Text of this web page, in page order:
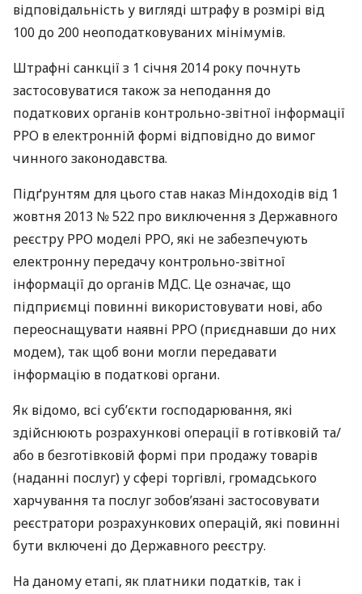
відповідальність у вигляді штрафу в розмірі від
100 до 200 неоподатковуваних мінімумів.
Штрафні санкції з 1 січня 2014 року почнуть
застосовуватися також за неподання до
податкових органів контрольно-звітної інформації
РРО в електронній формі відповідно до вимог
чинного законодавства.
Підґрунтям для цього став наказ Міндоходів від 1
жовтня 2013 № 522 про виключення з Державного
реєстру РРО моделі РРО, які не забезпечують
електронну передачу контрольно-звітної
інформації до органів МДС. Це означає, що
підприємці повинні використовувати нові, або
переоснащувати наявні РРО (приєднавши до них
модем), так щоб вони могли передавати
інформацію в податкові органи.
Як відомо, всі суб’єкти господарювання, які
здійснюють розрахункові операції в готівковій та/
або в безготівковій формі при продажу товарів
(наданні послуг) у сфері торгівлі, громадського
харчування та послуг зобов’язані застосовувати
реєстратори розрахункових операцій, які повинні
бути включені до Державного реєстру.
На даному етапі, як платники податків, так і